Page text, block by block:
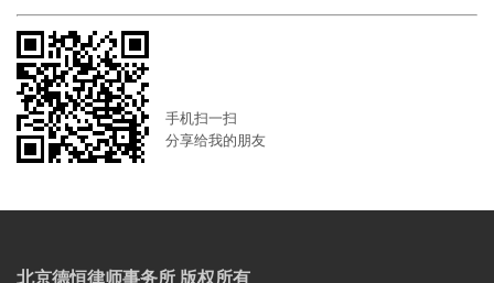
手机扫一扫
分享给我的朋友
北京德恒律师事务所 版权所有